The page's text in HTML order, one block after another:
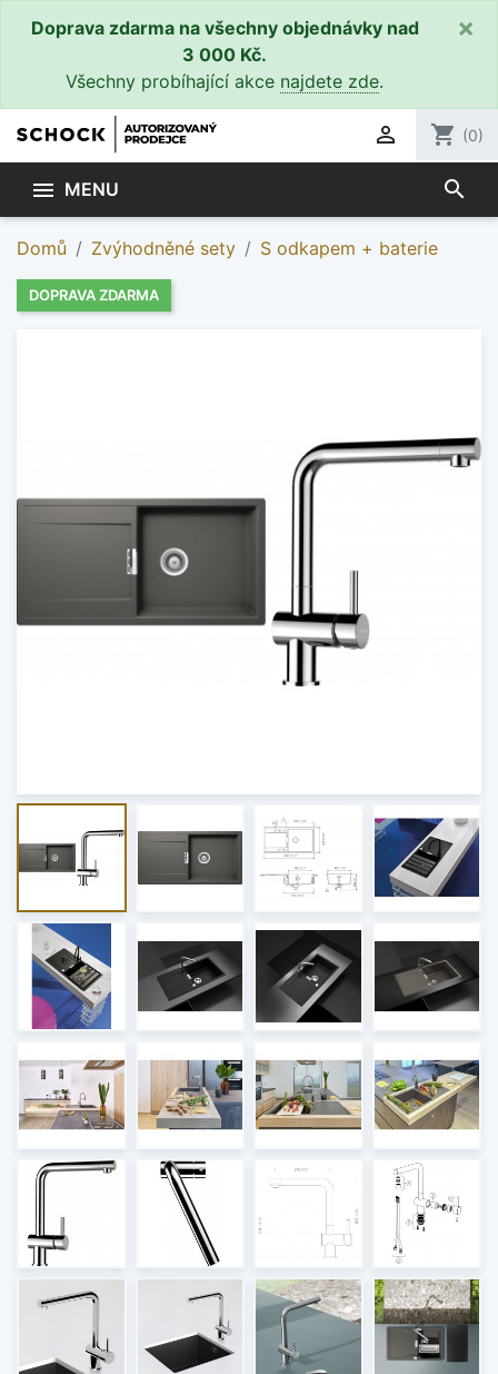
Doprava zdarma na všechny objednávky nad
3 000 Kč.
Všechny probíhající akce najdete zde.
×
 shopping_cart (0)
 MENU search
Domů Zvýhodněné sety S odkapem + baterie
DOPRAVA ZDARMA